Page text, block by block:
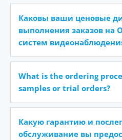
Каковы ваши ценовые
выполнения заказов на
систем
What is the ordering
samples or trial orders?
Какую гарантию и
обслуживание вы